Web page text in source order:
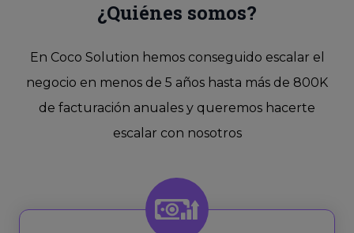
¿Quiénes somos?
En Coco Solution hemos conseguido escalar el
negocio en menos de 5 años hasta más de 800K
de facturación anuales y queremos hacerte
escalar con nosotros